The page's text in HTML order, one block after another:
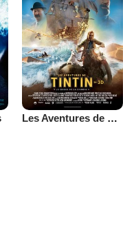
Les Aventures de Tintin : Le Secret de la Licorne